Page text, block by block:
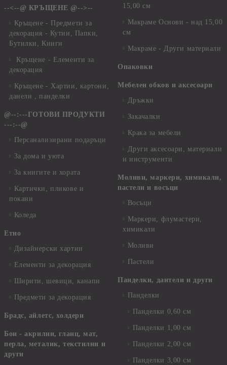
--<--@ КРЪЩЕНЕ @-->--
Кръщене - Предмети за
декорация - Кутии, Папки,
Бутилки, Книги
Кръщене - Елементи за
декорация
Кръщене - Хартии, картони,
данели , панделки
@--:---ГОТОВИ ПРОДУКТИ
---:--@
Персанализирани подаръци
За дома и уюта
За книгите и хората
Картички, пликове и
покани
Коледа
Етно
Дизайнерски хартии
Елементи за декорация
Ширити, шевици, канапи
Предмети за декорация
Брадс, айлетс, холдери
Бои - акрилни, гланц, мат,
перла, металик, текстилни и
други
15,00 см
Макраме Основи - над 15,00
см
Макраме - Други материали
Опаковки
Мебелен обков и аксесоари
Дръжки
Закачалки
Крака за мебели
Други аксесоари, материали
и инструменти
Моливи, маркери, химикали,
пастели и восъци
Восъци
Маркери, флумастери,
химикали
Моливи
Пастели
Панделки, дантели и други
Панделки
Панделки 0,60 см
Панделки 1,00 см
Панделки 2,00 см
Панделки 3,00 см